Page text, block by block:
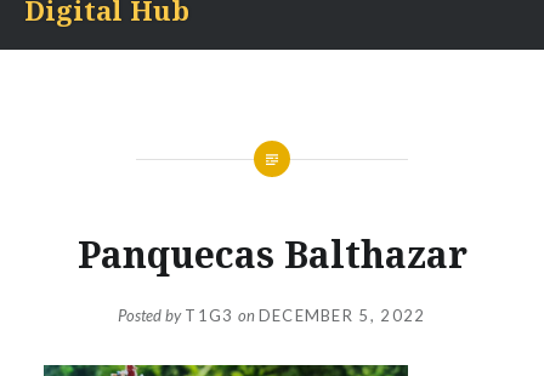
Digital Hub
Panquecas Balthazar
Posted byT1G3 onDECEMBER 5, 2022